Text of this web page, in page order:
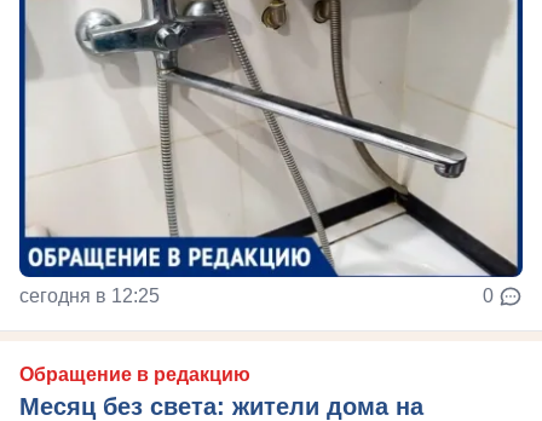
сегодня в 12:25 0
Обращение в редакцию
Месяц без света: жители дома на